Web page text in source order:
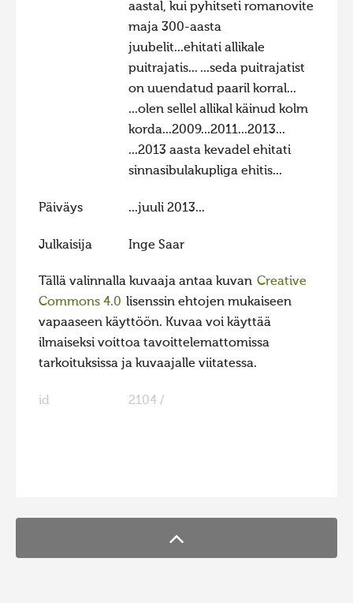
aastal, kui pyhitseti romanovite
maja 300-aasta
juubelit...ehitati allikale
puitrajatis... ...seda puitrajatist
on uuendatud paaril korral...
...olen sellel allikal käinud kolm
korda...2009...2011...2013...
...2013 aasta kevadel ehitati
sinnasibulakupliga ehitis...
Päiväys ...juuli 2013...
Julkaisija Inge Saar
Tällä valinnalla kuvaaja antaa kuvan Creative
Commons 4.0 lisenssin ehtojen mukaiseen
vapaaseen käyttöön. Kuvaa voi käyttää
ilmaiseksi voittoa tavoittelemattomissa
tarkoituksissa ja kuvaajalle viitatessa.
id 2104 /